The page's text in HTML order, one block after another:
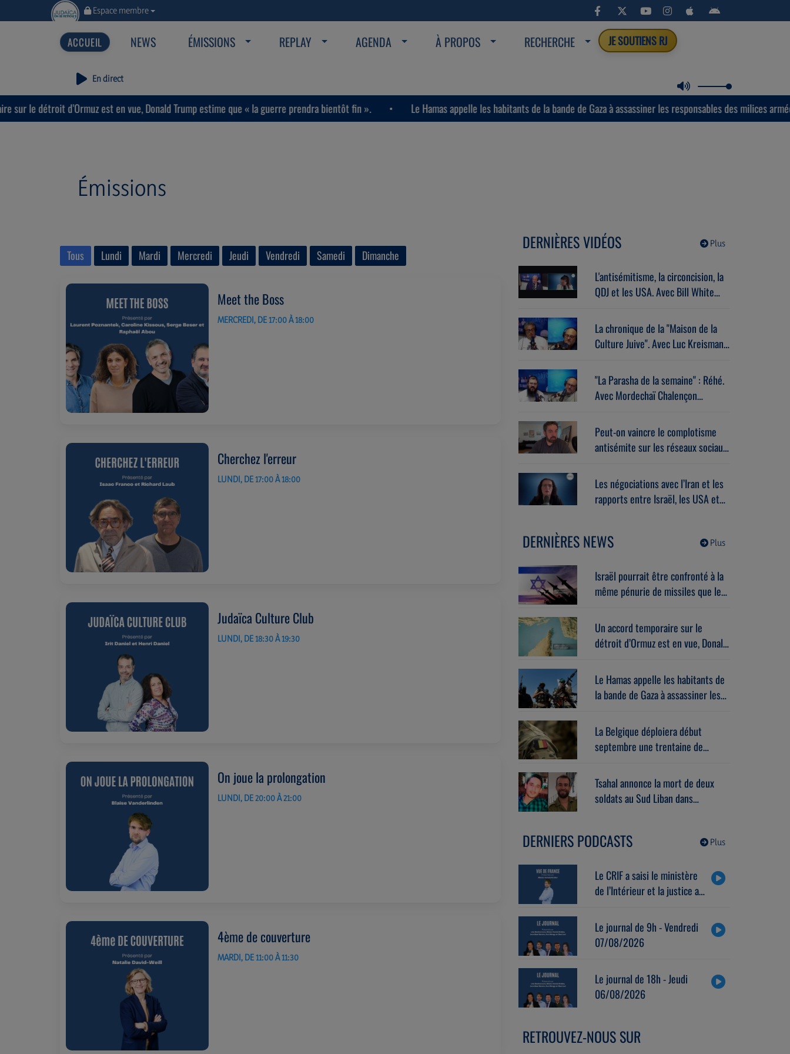
Espace membre
NEWS ÉMISSIONS REPLAY AGENDA À PROPOS RECHERCHE JE SOUTIENS RJ
En direct
est en vue, Donald Trump estime que « la guerre prendra bientôt fin ». Le Hamas appelle les habitants de la bande de Gaza à assassiner les responsables des milices armées soutenues par
Émissions
Tous Lundi Mardi Mercredi Jeudi Vendredi Samedi Dimanche
Meet the Boss
MERCREDI, DE 17:00 À 18:00
Cherchez l'erreur
LUNDI, DE 17:00 À 18:00
Judaïca Culture Club
LUNDI, DE 18:30 À 19:30
On joue la prolongation
LUNDI, DE 20:00 À 21:00
4ème de couverture
MARDI, DE 11:00 À 11:30
Plus
DERNIÈRES VIDÉOS
L'antisémitisme, la circoncision, la
QDJ et les USA. Avec Bill White
La chronique de la "Maison de la
Culture Juive". Avec Luc Kreisman
"La Parasha de la semaine" : Réhé.
Avec Mordechaï Chalençon
Peut-on vaincre le complotisme
antisémite sur les réseaux sociaux
(06/08/2026)
Les négociations avec l’Iran et les
rapports entre Israël, les USA et
Plus
DERNIÈRES NEWS
Israël pourrait être confronté à la
même pénurie de missiles que les
Un accord temporaire sur le
détroit d’Ormuz est en vue, Donald
prendra bientôt fin ».
Le Hamas appelle les habitants de
la bande de Gaza à assassiner les
soutenues par Israël.
La Belgique déploiera début
septembre une trentaine de
cadre de la nouvelle mission de
l’OTAN.
Tsahal annonce la mort de deux
soldats au Sud Liban dans
Plus
DERNIERS PODCASTS
Le CRIF a saisi le ministère
de l’Intérieur et la justice au
Avec Robert Ejnes
(07/07/2026)
Le journal de 9h - Vendredi
07/08/2026
Le journal de 18h - Jeudi
06/08/2026
RETROUVEZ-NOUS SUR